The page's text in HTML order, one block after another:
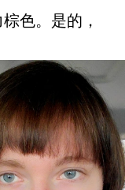
色。是的，